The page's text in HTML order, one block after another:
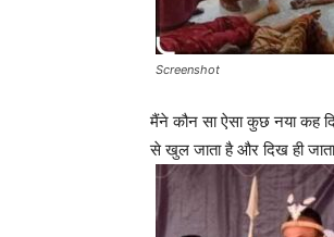
Screenshot
मैंने कौन सा ऐसा कुछ नया कह
से खुल जाता है और दिख ही